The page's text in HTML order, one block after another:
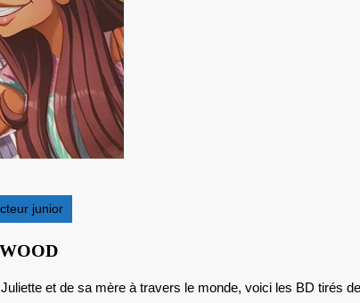
junior
BD
JULIETTE